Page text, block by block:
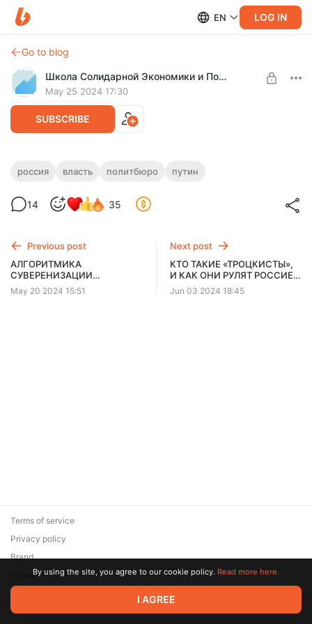
EN LOG IN
Go to blog
Школа Солидарной Экономики и Политики
May 25 2024 17:30
SUBSCRIBE
ИГРЫ «ПАТРИОТОВ». ПРЯТКИ ВМЕСТО
«Политбюро»)
система власти в современной России и что такое
субъекты реальной власти.
Свободный слушатель
$3.9 per month -25%
Billed every 12 months.
россия власть политбюро путин
14 35
Previous post
АЛГОРИТМИКА
СУВЕРЕНИЗАЦИИ
ФИНАНСОВОЙ СИСТЕМЫ
РОССИИ
May 20 2024 15:51
Next post
КТО ТАКИЕ «ТРОЦКИСТЫ»,
И КАК ОНИ РУЛЯТ РОССИЕЙ
(Серия: «Тайное знание» от
каббалистов и в чем суть
Jun 03 2024 18:45
© 2026 Zaya Solutions Limited. All rights reserved. All trademarks
are the property of their respective owners.
Terms of service
Privacy policy
Brand
SupportBy using the site, you agree to our cookie policy. Read more here.
I AGREE